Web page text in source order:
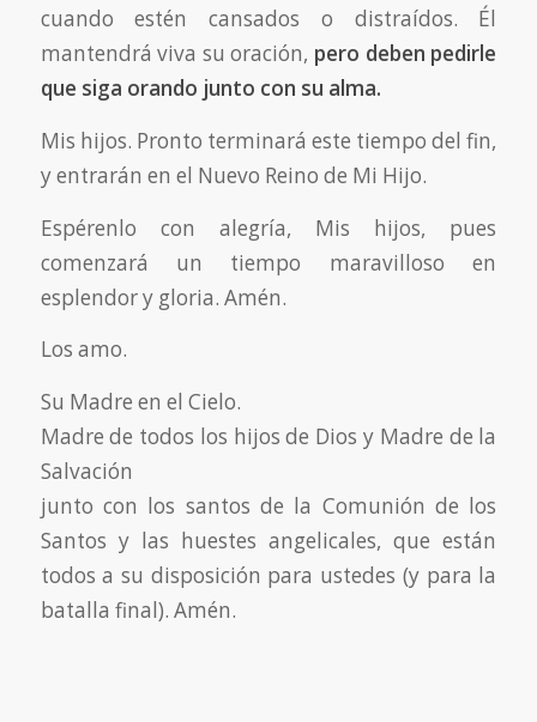
cuando estén cansados o distraídos. Él
mantendrá viva su oración, pero deben pedirle
que siga orando junto con su alma.
Mis hijos. Pronto terminará este tiempo del fin,
y entrarán en el Nuevo Reino de Mi Hijo.
Espérenlo con alegría, Mis hijos, pues
comenzará un tiempo maravilloso en
esplendor y gloria. Amén.
Los amo.
Su Madre en el Cielo.
Madre de todos los hijos de Dios y Madre de la
Salvación
junto con los santos de la Comunión de los
Santos y las huestes angelicales, que están
todos a su disposición para ustedes (y para la
batalla final). Amén.